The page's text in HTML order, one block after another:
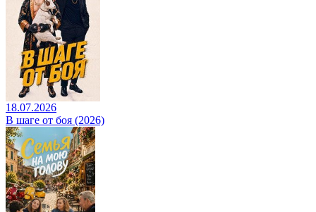
18.07.2026
В шаге от боя (2026)